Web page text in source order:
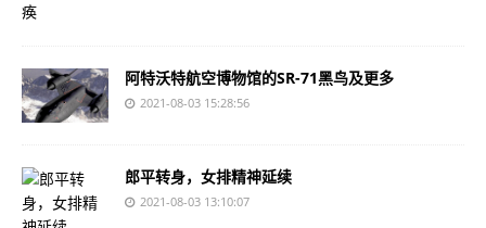
阿特沃特航空博物馆的SR-71黑鸟及更多
2021-08-03 15:28:56
郎平转身，女排精神延续
2021-08-03 13:10:07